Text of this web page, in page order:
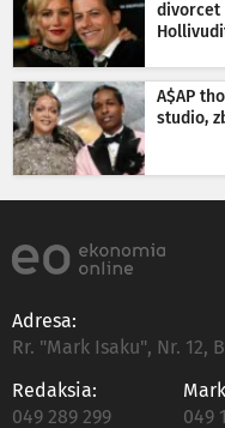
divorcet
A$AP
studio,
Adresa:
Rr. "Mark Isaku", Nr. 12,
Redaksia:
049 289 299
049